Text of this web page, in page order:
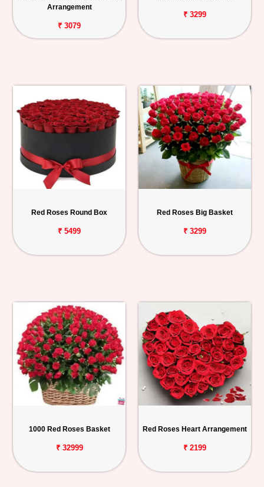
Arrangement
₹ 3079
₹ 3299
Red Roses Round Box
₹ 5499
Red Roses Big Basket
₹ 3299
1000 Red Roses Basket
₹ 32999
Red Roses Heart Arrangement
₹ 2199